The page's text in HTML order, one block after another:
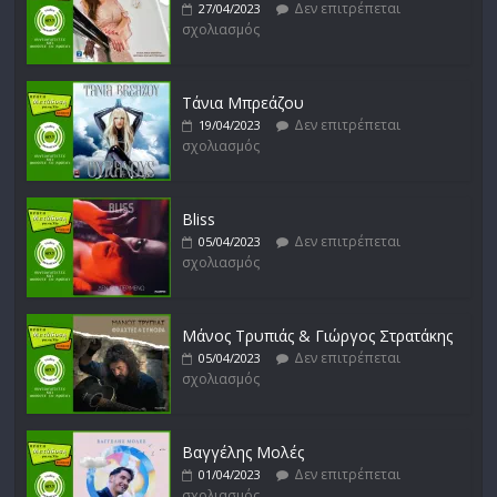
σχολιασμός
27/04/2023
Δεν επιτρέπεται
σχολιασμός
Τάνια Μπρεάζου
19/04/2023
Δεν επιτρέπεται
σχολιασμός
Bliss
05/04/2023
Δεν επιτρέπεται
σχολιασμός
Μάνος Τρυπιάς & Γιώργος Στρατάκης
05/04/2023
Δεν επιτρέπεται
σχολιασμός
Βαγγέλης Μολές
01/04/2023
Δεν επιτρέπεται